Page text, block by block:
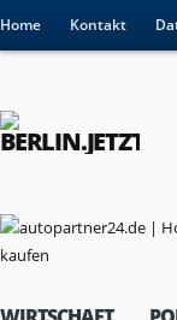
Home Kontakt